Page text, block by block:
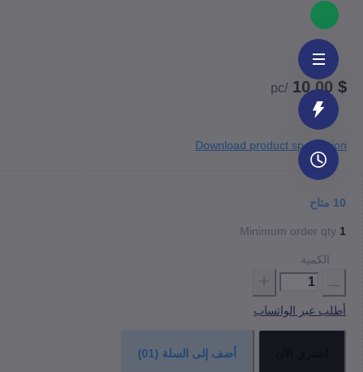
$ 10,00
/pc
Download product specifation
10 متاح
Minimum order qty 1
الكمية
أطلب عبر الواتساب
أضف إلى السلة (01)